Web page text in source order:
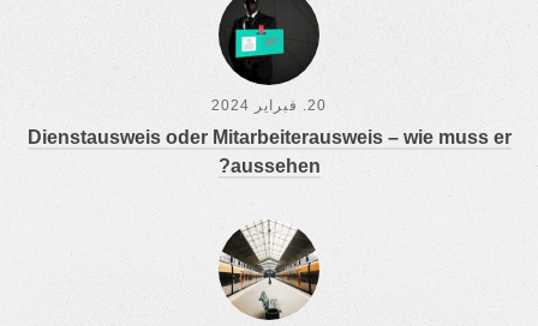
20. فبراير 2024
Dienst­aus­weis oder Mit­ar­bei­ter­aus­weis – wie muss er
aussehen?